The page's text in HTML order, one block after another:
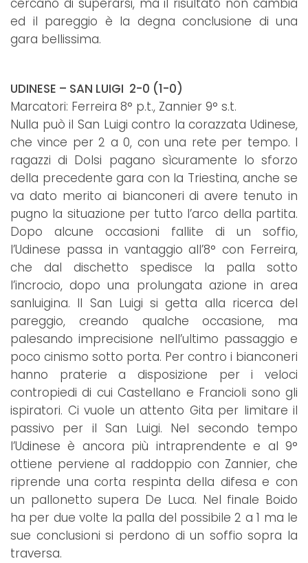
cercano di superarsi, ma il risultato non cambia
ed il pareggio è la degna conclusione di una
gara bellissima.
UDINESE – SAN LUIGI 2-0 (1-0)
Marcatori: Ferreira 8° p.t., Zannier 9° s.t.
Nulla può il San Luigi contro la corazzata Udinese,
che vince per 2 a 0, con una rete per tempo. I
ragazzi di Dolsi pagano sìcuramente lo sforzo
della precedente gara con la Triestina, anche se
va dato merito ai bianconeri di avere tenuto in
pugno la situazione per tutto l’arco della partita.
Dopo alcune occasioni fallite di un soffio,
l’Udinese passa in vantaggio all’8° con Ferreira,
che dal dischetto spedisce la palla sotto
l’incrocio, dopo una prolungata azione in area
sanluigina. Il San Luigi si getta alla ricerca del
pareggio, creando qualche occasione, ma
palesando imprecisione nell’ultimo passaggio e
poco cinismo sotto porta. Per contro i bianconeri
hanno praterie a disposizione per i veloci
contropiedi di cui Castellano e Francioli sono gli
ispiratori. Ci vuole un attento Gita per limitare il
passivo per il San Luigi. Nel secondo tempo
l’Udinese è ancora più intraprendente e al 9°
ottiene perviene al raddoppio con Zannier, che
riprende una corta respinta della difesa e con
un pallonetto supera De Luca. Nel finale Boido
ha per due volte la palla del possibile 2 a 1 ma le
sue conclusioni si perdono di un soffio sopra la
traversa.